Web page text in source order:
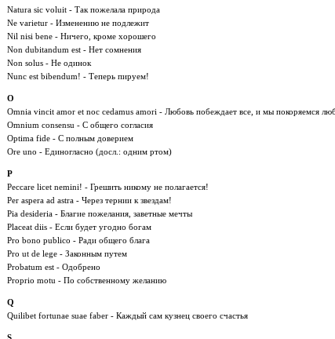
Natura sic voluit - Так пожелала природа
Ne varietur - Изменению не подлежит
Nil nisi bene - Ничего, кроме хорошего
Non dubitandum est - Нет сомнения
Non solus - Не одинок
Nunc est bibendum! - Теперь пируем!
O
Omnia vincit amor et noc cedamus amori - Любовь побеждает все, и мы покоряемся
Omnium consensu - С общего согласия
Optima fide - С полным доверием
Orе uno - Единогласно (досл.: одним ртом)
P
Peccare licet nemini! - Грешить никому не полагается!
Per aspera ad astra - Через тернии к звездам!
Pia desideria - Благие пожелания, заветные мечты
Placeat diis - Если будет угодно богам
Pro bono publico - Ради общего блага
Pro ut de lege - Законным путем
Probatum est - Одобрено
Proprio motu - По собственному желанию
Q
Quilibet fortunae suae faber - Каждый сам кузнец своего счастья